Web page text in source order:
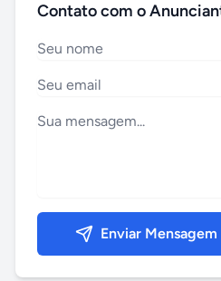
Contato com o
Enviar Mensagem